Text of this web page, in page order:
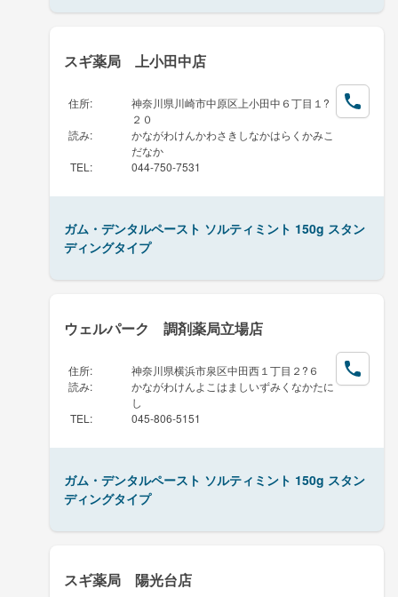
スギ薬局 上小田中店
住所:
神奈川県川崎市中原区上小田中６丁目１?
２０
読み:
かながわけんかわさきしなかはらくかみこ
だなか
TEL : 044-750-7531
ガム・デンタルペースト ソルティミント 150g スタン
ディングタイプ
ウェルパーク 調剤薬局立場店
住所:
神奈川県横浜市泉区中田西１丁目２?６
読み:
かながわけんよこはましいずみくなかたに
し
TEL : 045-806-5151
ガム・デンタルペースト ソルティミント 150g スタン
ディングタイプ
スギ薬局 陽光台店